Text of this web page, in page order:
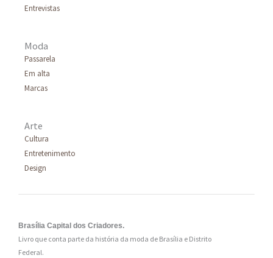
Entrevistas
Moda
Passarela
Em alta
Marcas
Arte
Cultura
Entretenimento
Design
Brasília Capital dos Criadores.
Livro que conta parte da história da moda de Brasília e Distrito
Federal.